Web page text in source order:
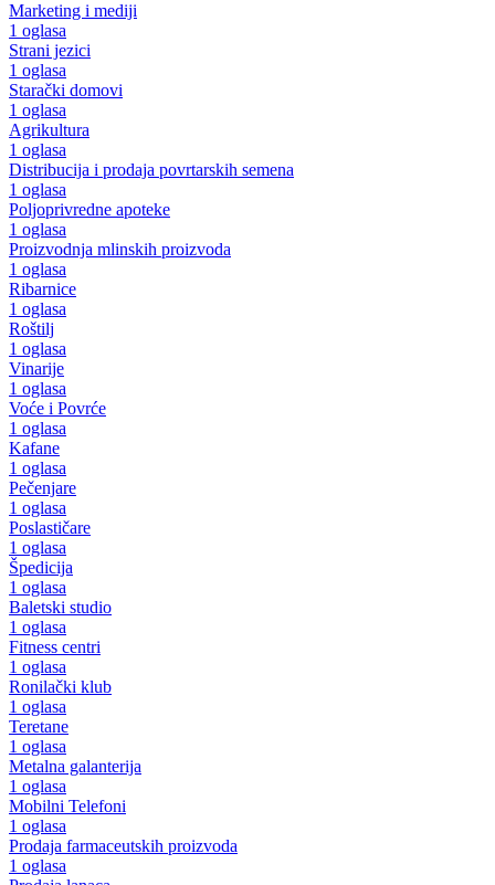
Marketing i mediji
1 oglasa
Strani jezici
1 oglasa
Starački domovi
1 oglasa
Agrikultura
1 oglasa
Distribucija i prodaja povrtarskih semena
1 oglasa
Poljoprivredne apoteke
1 oglasa
Proizvodnja mlinskih proizvoda
1 oglasa
Ribarnice
1 oglasa
Roštilj
1 oglasa
Vinarije
1 oglasa
Voće i Povrće
1 oglasa
Kafane
1 oglasa
Pečenjare
1 oglasa
Poslastičare
1 oglasa
Špedicija
1 oglasa
Baletski studio
1 oglasa
Fitness centri
1 oglasa
Ronilački klub
1 oglasa
Teretane
1 oglasa
Metalna galanterija
1 oglasa
Mobilni Telefoni
1 oglasa
Prodaja farmaceutskih proizvoda
1 oglasa